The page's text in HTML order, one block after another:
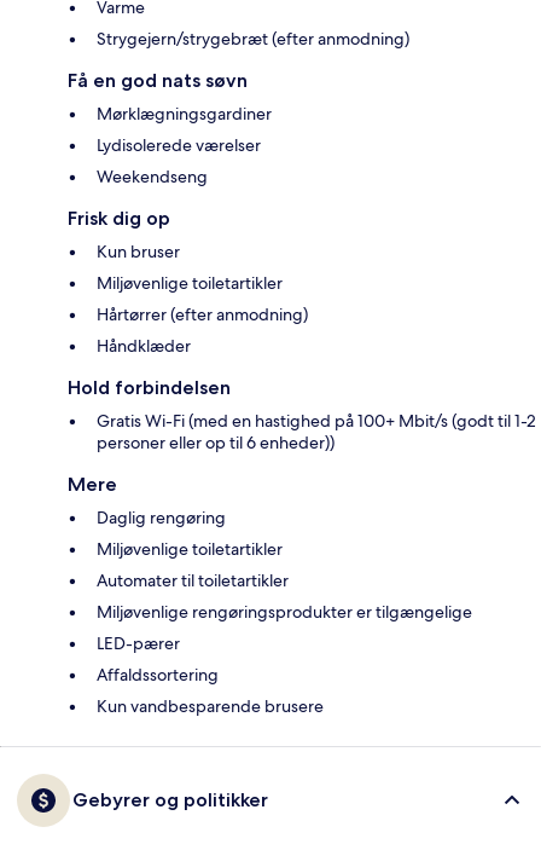
Varme
Strygejern/strygebræt (efter anmodning)
Få en god nats søvn
Mørklægningsgardiner
Lydisolerede værelser
Weekendseng
Frisk dig op
Kun bruser
Miljøvenlige toiletartikler
Hårtørrer (efter anmodning)
Håndklæder
Hold forbindelsen
Gratis Wi-Fi (med en hastighed på 100+ Mbit/s (godt til 1-2
personer eller op til 6 enheder))
Mere
Daglig rengøring
Miljøvenlige toiletartikler
Automater til toiletartikler
Miljøvenlige rengøringsprodukter er tilgængelige
LED-pærer
Affaldssortering
Kun vandbesparende brusere
Gebyrer og politikker